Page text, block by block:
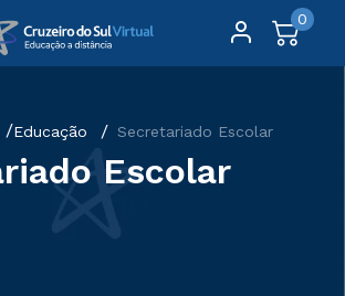
0
Educação Secretariado Escolar
Escolar